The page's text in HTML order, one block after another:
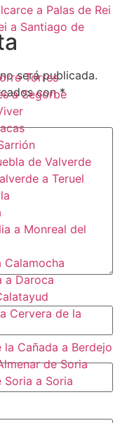
a Palas de Rei
a Santiago de
Torres
a Segorbe
de Valverde
a Teruel
a Monreal del
Calamocha​
a Daroca
Cervera de la
la Cañada a Berdejo
de Soria
a Soria
será publicada.
con*